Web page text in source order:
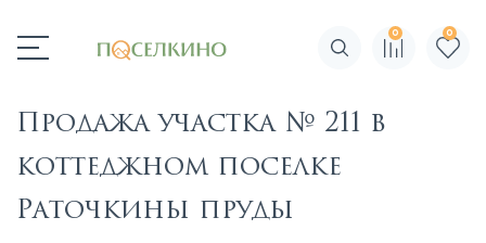
Поиск по сайту
0 0
Продажа участка № 211 в
коттеджном поселке
Раточкины пруды